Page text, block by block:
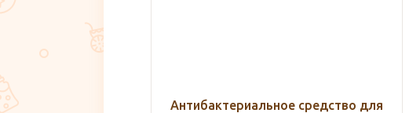
средство для
Махровое полотенце для душа в